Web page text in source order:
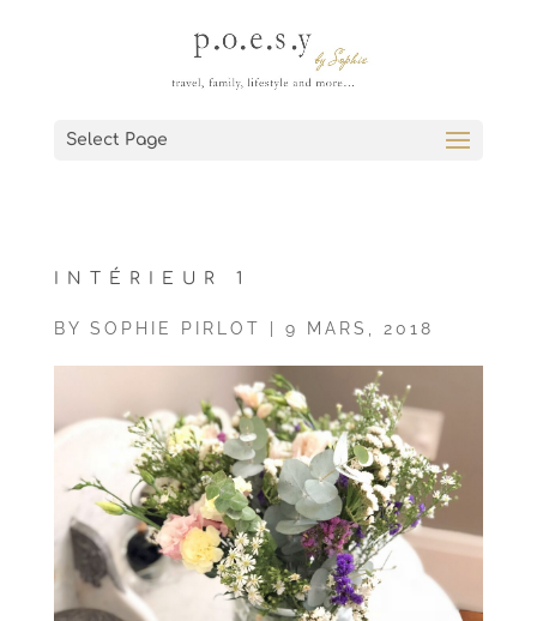
Select Page
INTÉRIEUR 1
BY SOPHIE PIRLOT 9 MARS, 2018